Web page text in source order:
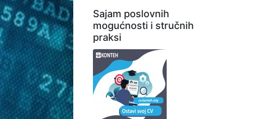
Sajam poslovnih
mogućnosti i stručnih
praksi